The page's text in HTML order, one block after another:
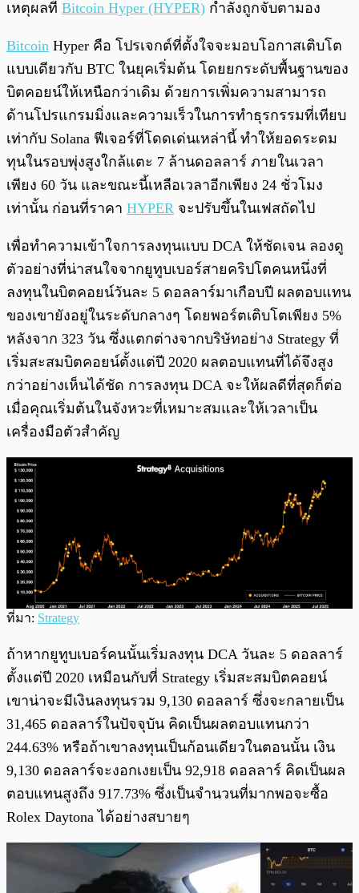
เหตุผลที่ Bitcoin Hyper (HYPER) กำลังถูกจับตามอง
Bitcoin Hyper คือ โปรเจกต์ที่ตั้งใจจะมอบโอกาสเติบโต
แบบเดียวกับ BTC ในยุคเริ่มต้น โดยยกระดับพื้นฐานของ
บิตคอยน์ให้เหนือกว่าเดิม ด้วยการเพิ่มความสามารถ
ด้านโปรแกรมมิ่งและความเร็วในการทำธุรกรรมที่เทียบ
เท่ากับ Solana ฟีเจอร์ที่โดดเด่นเหล่านี้ ทำให้ยอดระดม
ทุนในรอบพุ่งสูงใกล้แตะ 7 ล้านดอลลาร์ ภายในเวลา
เพียง 60 วัน และขณะนี้เหลือเวลาอีกเพียง 24 ชั่วโมง
เท่านั้น ก่อนที่ราคา HYPER จะปรับขึ้นในเฟสถัดไป
เพื่อทำความเข้าใจการลงทุนแบบ DCA ให้ชัดเจน ลองดู
ตัวอย่างที่น่าสนใจจากยูทูบเบอร์สายคริปโตคนหนึ่งที่
ลงทุนในบิตคอยน์วันละ 5 ดอลลาร์มาเกือบปี ผลตอบแทน
ของเขายังอยู่ในระดับกลางๆ โดยพอร์ตเติบโตเพียง 5%
หลังจาก 323 วัน ซึ่งแตกต่างจากบริษัทอย่าง Strategy ที่
เริ่มสะสมบิตคอยน์ตั้งแต่ปี 2020 ผลตอบแทนที่ได้จึงสูง
กว่าอย่างเห็นได้ชัด การลงทุน DCA จะให้ผลดีที่สุดก็ต่อ
เมื่อคุณเริ่มต้นในจังหวะที่เหมาะสมและให้เวลาเป็น
เครื่องมือตัวสำคัญ
ที่มา: Strategy
ถ้าหากยูทูบเบอร์คนนั้นเริ่มลงทุน DCA วันละ 5 ดอลลาร์
ตั้งแต่ปี 2020 เหมือนกับที่ Strategy เริ่มสะสมบิตคอยน์
เขาน่าจะมีเงินลงทุนรวม 9,130 ดอลลาร์ ซึ่งจะกลายเป็น
31,465 ดอลลาร์ในปัจจุบัน คิดเป็นผลตอบแทนกว่า
244.63% หรือถ้าเขาลงทุนเป็นก้อนเดียวในตอนนั้น เงิน
9,130 ดอลลาร์จะงอกเงยเป็น 92,918 ดอลลาร์ คิดเป็นผล
ตอบแทนสูงถึง 917.73% ซึ่งเป็นจำนวนที่มากพอจะซื้อ
Rolex Daytona ได้อย่างสบายๆ